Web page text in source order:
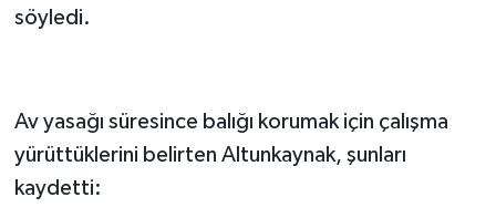
"Çok güzel bir manzara var"
Muradiye Tarım ve Orman Müdürü Harun